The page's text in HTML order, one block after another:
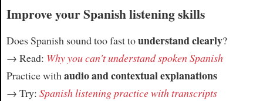
Improve your Spanish listening skills
Does Spanish sound too fast tounderstand clearly?
→ Read: Why you can't understand spoken Spanish
Practice withaudio and contextual explanations
→ Try: Spanish listening practice with transcripts